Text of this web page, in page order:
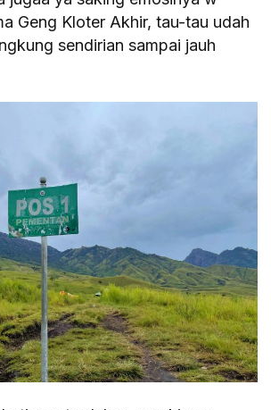
Geng Kloter Akhir, tau-tau udah
sendirian sampai jauh